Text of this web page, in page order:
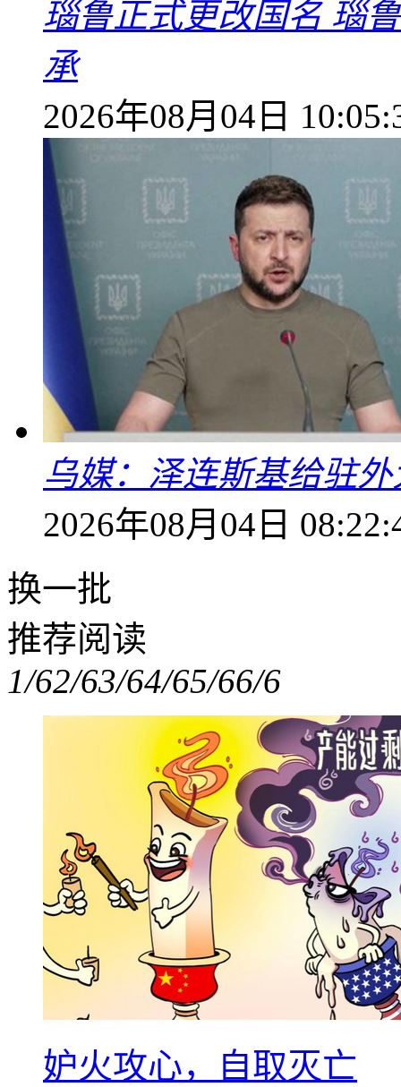
瑙鲁正式更改国名 瑙
承
2026年08月04日
乌媒：泽连斯基给驻
2026年08月04日
换一批
推荐阅读
1/62/63/64/65/66/6
妒火攻心，自取灭亡